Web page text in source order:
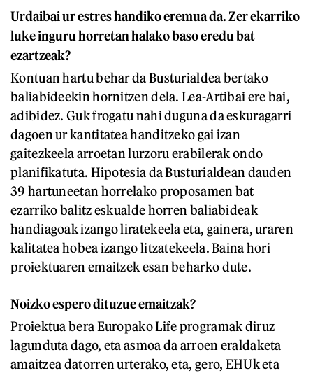
Urdaibai ur estres handiko eremua da. Zer ekarriko
luke inguru horretan halako baso eredu bat
ezartzeak?
Kontuan hartu behar da Busturialdea bertako
baliabideekin hornitzen dela. Lea-Artibai ere bai,
adibidez. Guk frogatu nahi duguna da eskuragarri
dagoen ur kantitatea handitzeko gai izan
gaitezkeela arroetan lurzoru erabilerak ondo
planifikatuta. Hipotesia da Busturialdean dauden
39 hartuneetan horrelako proposamen bat
ezarriko balitz eskualde horren baliabideak
handiagoak izango liratekeela eta, gainera, uraren
kalitatea hobea izango litzatekeela. Baina hori
proiektuaren emaitzek esan beharko dute.
Noizko espero dituzue emaitzak?
Proiektua bera Europako Life programak diruz
lagunduta dago, eta asmoa da arroen eraldaketa
amaitzea datorren urterako, eta, gero, EHUk eta